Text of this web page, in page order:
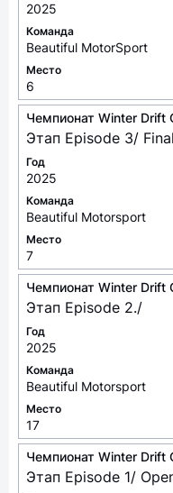
2025
Команда
Beautiful MotorSport
Место
6
Чемпионат Winter Drift
Этап Episode 3/ Final
Год
2025
Команда
Beautiful Motorsport
Место
7
Чемпионат Winter Drift
Этап Episode 2./
Год
2025
Команда
Beautiful Motorsport
Место
17
Чемпионат Winter Drift
Этап Episode 1/